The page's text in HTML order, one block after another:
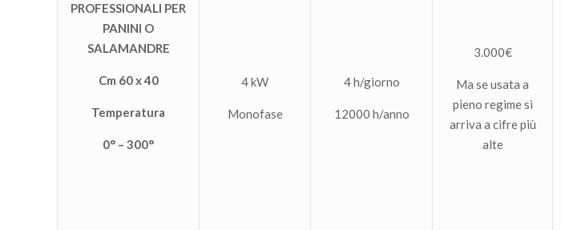
PROFESSIONALI PER
PANINI O
SALAMANDRE
Cm 60 x 40
Temperatura
0° – 300°
4 kW
Monofase
4 h/giorno
12000 h/anno
3.000€
Ma se usata a
pieno regime si
arriva a cifre più
alte